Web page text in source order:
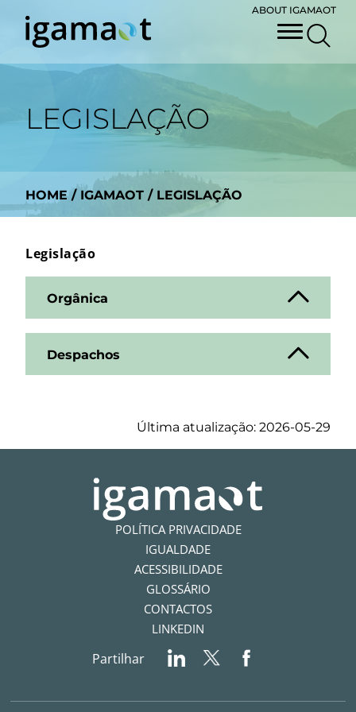
ABOUT IGAMAOT
LEGISLAÇ​ÃO
HOME / IGAMAOT / LEGISLAÇ​ÃO
Legislaç​ão
Orgânica
Despachos
Última atualização: 2026-05-29
POLÍTICA PRIVACIDADE
IGUALDADE
ACESSIBILIDADE
GLOSSÁRIO
CONTACTOS
LINKEDIN
Partilhar